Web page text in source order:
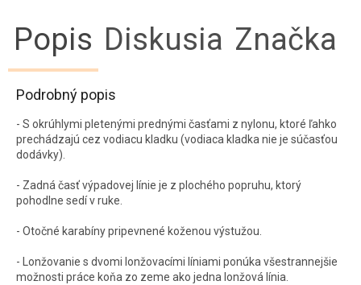
Popis Diskusia Značka
Podrobný popis
- S okrúhlymi pletenými prednými časťami z nylonu, ktoré ľahko
prechádzajú cez vodiacu kladku (vodiaca kladka nie je súčasťou
dodávky).
- Zadná časť výpadovej línie je z plochého popruhu, ktorý
pohodlne sedí v ruke.
- Otočné karabíny pripevnené koženou výstužou.
- Lonžovanie s dvomi lonžovacími líniami ponúka všestrannejšie
možnosti práce koňa zo zeme ako jedna lonžová línia.